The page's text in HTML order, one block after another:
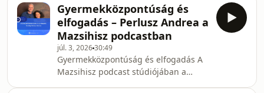
induló projek
fordulunk egyre nagyobb
érdeklődéssel saját családunk múltja
felé, milyen dokumentumok
segíthetnek az ősök és rokonok
felkutatásában, és hogyan válhat a
családfakutatás személyes élményből
közösségi emlékezetté. Az utóbbi
Gyermekközpontúság és
elfogadás – Perlusz Andrea a
Mazsihisz podcastban
júl. 3, 202630:49
Gyermekközpontúság és elfogadás A
Mazsihisz podcast stúdiójában a